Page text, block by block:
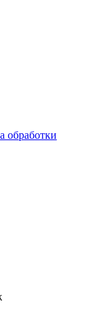
обработки